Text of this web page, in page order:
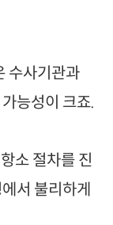
수사기관과
능성이 크죠.
소 절차를 진
서 불리하게